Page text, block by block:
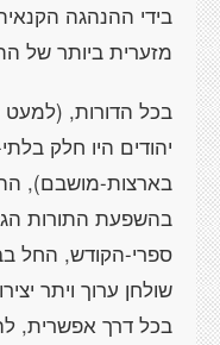
בידי ההנהגה
מזערית ביותר של
בכל הדורות,
יהודים היו חלק
בארצות-מושבם),
בהשפעת התורות
ספרי-הקודש, החל
שולחן ערוך ויתר
בכל דרך אפשרית,